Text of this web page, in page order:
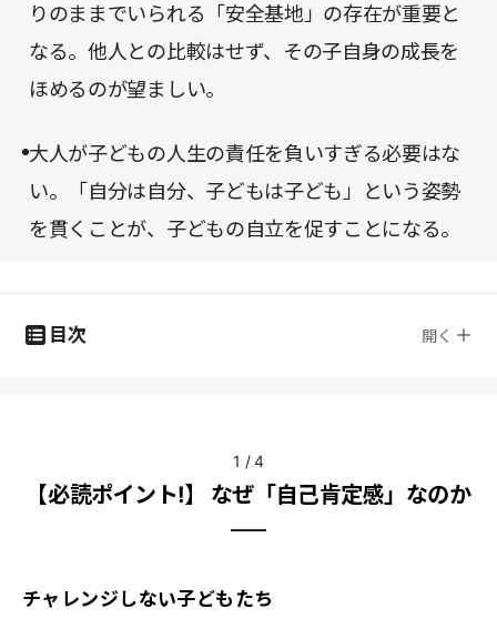
りのままでいられる「安全基地」の存在が重要と
なる。他人との比較はせず、その子自身の成長を
ほめるのが望ましい。
大人が子どもの人生の責任を負いすぎる必要はな
い。「自分は自分、子どもは子ども」という姿勢
を貫くことが、子どもの自立を促すことになる。
目次 開く
1 /4
【必読ポイント!】 なぜ「自己肯定感」なのか
チャレンジしない子どもたち